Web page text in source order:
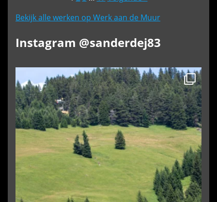
Bekijk alle werken op Werk aan de Muur
Instagram @sanderdej83